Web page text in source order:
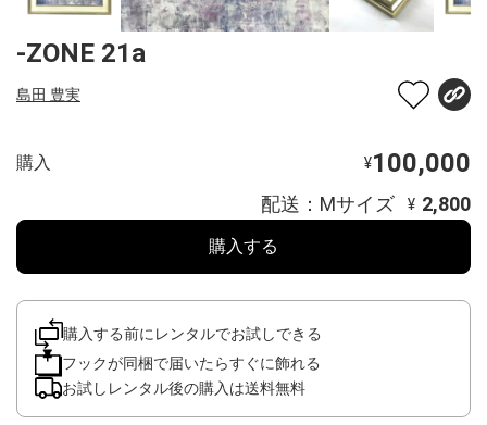
-ZONE 21a
島田 豊実
購入 ¥100,000
配送：Mサイズ ¥ 2,800
購入する
購入する前にレンタルでお試しできる
フックが同梱で届いたらすぐに飾れる
お試しレンタル後の購入は送料無料